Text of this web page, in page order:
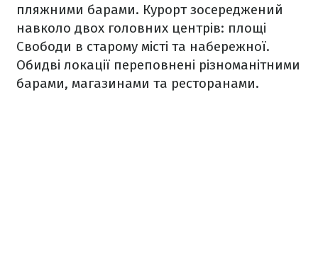
пляжними барами. Курорт зосереджений
навколо двох головних центрів: площі
Свободи в старому місті та набережної.
Обидві локації переповнені різноманітними
барами, магазинами та ресторанами.